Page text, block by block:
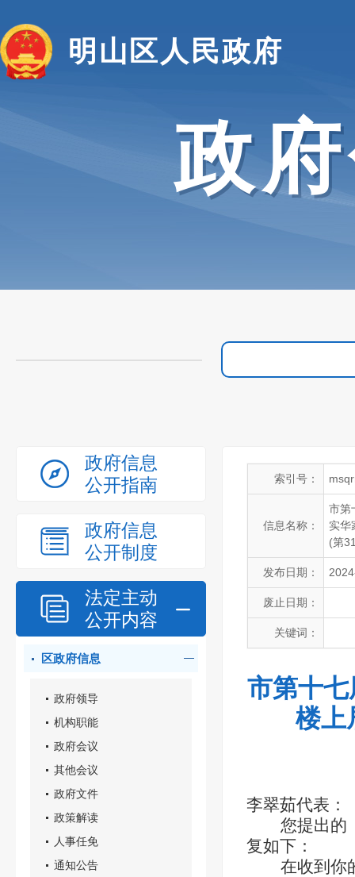
明山区人民政府
政
政府信息
公开指南
政府信息
公开制度
法定主动
公开内容
区政府信息
政府领导
机构职能
政府会议
其他会议
政府文件
政策解读
人事任免
通知公告
索引号：
信息名称：
市第
实华
(第
发布日期：
废止日期：
关键词：
市第十
楼上
李翠茹代表：
您提出的
复如下：
在收到你